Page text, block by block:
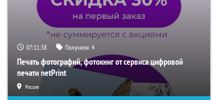
07:11:37 Получили:4
Печать фотографий, фотокниг от сервиса цифровой
печати netPrint
Россия